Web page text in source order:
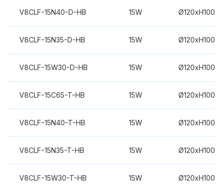
V8CLF-15N40-D-HB 15W
V8CLF-15N35-D-HB 15W
V8CLF-15W30-D-HB 15W
V8CLF-15C65-T-HB 15W
V8CLF-15N40-T-HB 15W
V8CLF-15N35-T-HB 15W
V8CLF-15W30-T-HB 15W